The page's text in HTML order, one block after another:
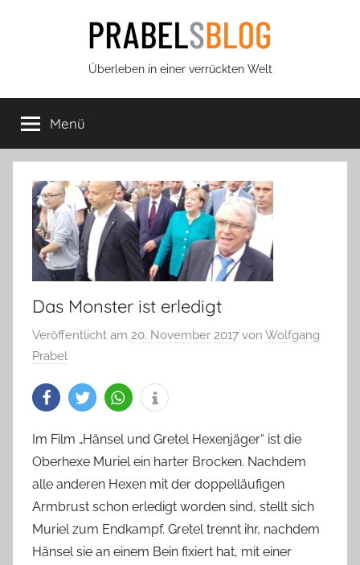
Prabels
Blog
Überleben in einer verrückten Welt
Menü
Das Monster ist erledigt
Veröffentlicht am 20. November 2017 von Wolfgang
Prabel
Im Film „Hänsel und Gretel Hexenjäger“ ist die
Oberhexe Muriel ein harter Brocken. Nachdem
alle anderen Hexen mit der doppelläufigen
Armbrust schon erledigt worden sind, stellt sich
Muriel zum Endkampf. Gretel trennt ihr, nachdem
Hänsel sie an einem Bein fixiert hat, mit einer